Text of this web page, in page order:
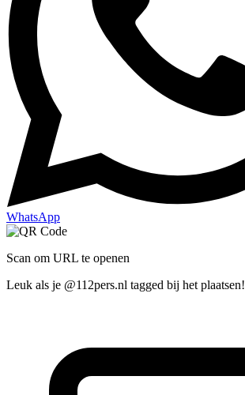
WhatsApp
Scan om URL te openen
Leuk als je @112pers.nl tagged bij het plaatsen!